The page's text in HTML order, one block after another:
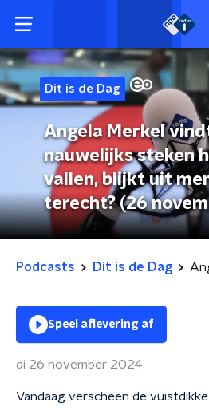
Dit is de Dag
Angela Merkel
nauwelijks steken
vallen, blijkt uit
terecht? (26
Podcasts Dit is de Dag
Speel aflevering af
di 26 november 2024
Vandaag verscheen de